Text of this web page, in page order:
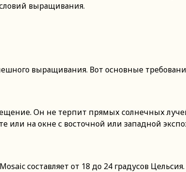
выращивания.
выращивания. Вот основные
Он не терпит прямых солнечных
или на окне с восточной или западной
составляет от 18 до 24 градусов